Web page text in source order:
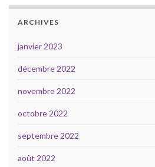
ARCHIVES
janvier 2023
décembre 2022
novembre 2022
octobre 2022
septembre 2022
août 2022